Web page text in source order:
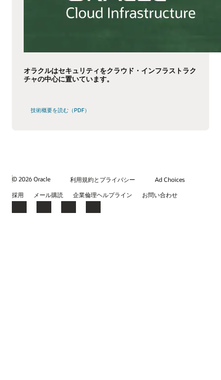
オラクルはセキュリティをクラウド・インフラストラク
チャの中心に置いています。
技術概要を読む（PDF）
© 2026 Oracle 利用規約とプライバシー
Ad Choices
採用
メール購読 企業倫理ヘルプライン お問い合わせ
Facebook
X LinkedInYouTube